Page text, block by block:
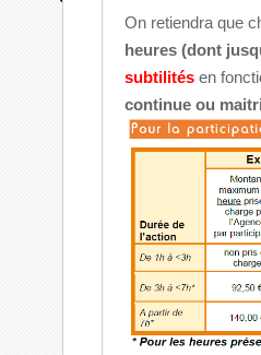
On retiendra que
heures (dont
subtilités en
continue ou